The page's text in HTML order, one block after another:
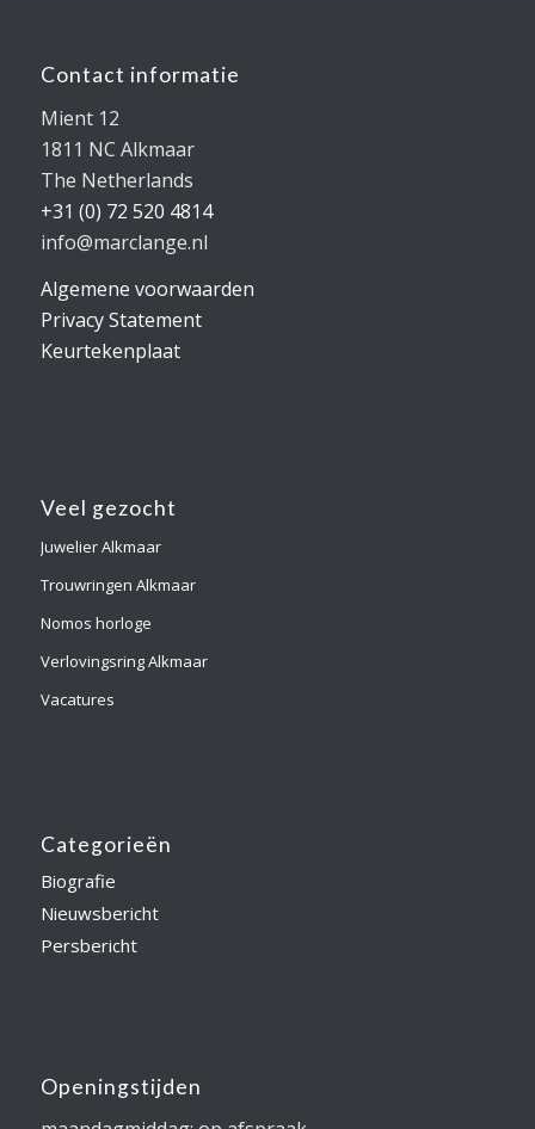
Contact informatie
Mient 12
1811 NC Alkmaar
The Netherlands
+31 (0) 72 520 4814
info@marclange.nl
Algemene voorwaarden
Privacy Statement
Keurtekenplaat
Veel gezocht
Juwelier Alkmaar
Trouwringen Alkmaar
Nomos horloge
Verlovingsring Alkmaar
Vacatures
Categorieën
Biografie
Nieuwsbericht
Persbericht
Openingstijden